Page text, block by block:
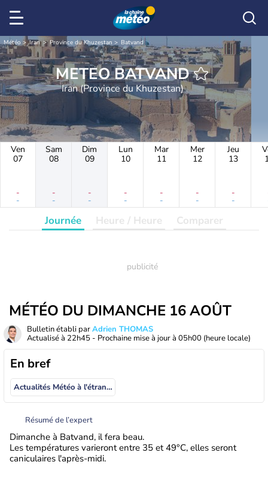
Météo Iran Province du Khuzestan Batvand
METEO BATVAND
Iran (Province du Khuzestan)
Ven
07
-
-
Sam
08
-
-
Dim
09
-
-
Lun
10
-
-
Mar
11
-
-
Mer
12
-
-
Jeu
13
-
-
Journée Heure / Heure Comparer
MÉTÉO DU DIMANCHE 16 AOÛT
Bulletin établi parAdrien THOMAS
Actualisé à 22h45 - Prochaine mise à jour à 05h00 (heure locale)
En bref
Actualités Météo à l'étranger
Résumé de l’expert
Dimanche à Batvand, il fera beau.
Les températures varieront entre 35 et 49°C, elles seront
caniculaires l'après-midi.